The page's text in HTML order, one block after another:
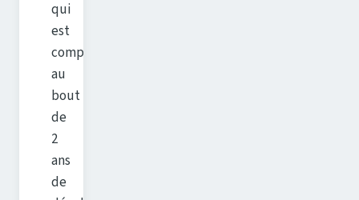
qui
est
compréhensible
au
bout
de
2
ans
de